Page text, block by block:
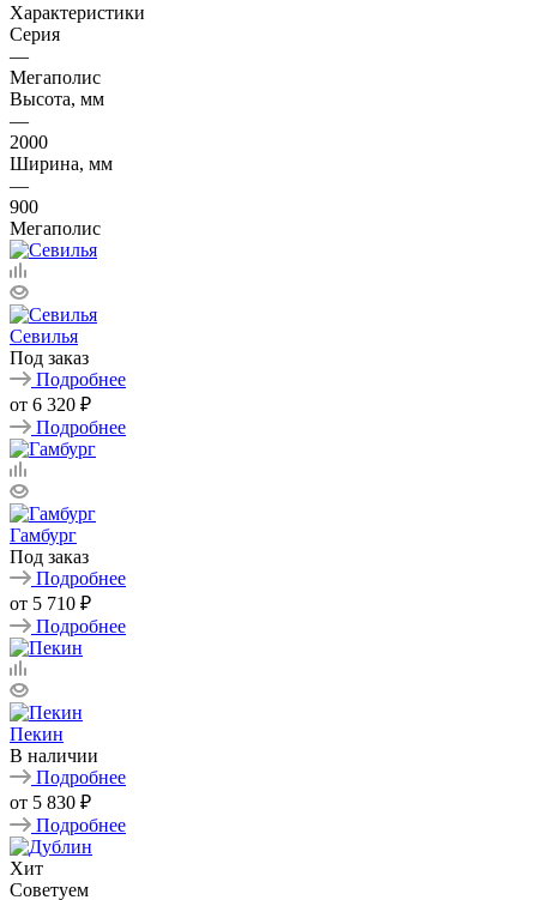
Характеристики
Серия
—
Мегаполис
Высота, мм
—
2000
Ширина, мм
—
900
Мегаполис
Севилья
Под заказ
Подробнее
от 6 320 ₽
Подробнее
Гамбург
Под заказ
Подробнее
от 5 710 ₽
Подробнее
Пекин
В наличии
Подробнее
от 5 830 ₽
Подробнее
Хит
Советуем